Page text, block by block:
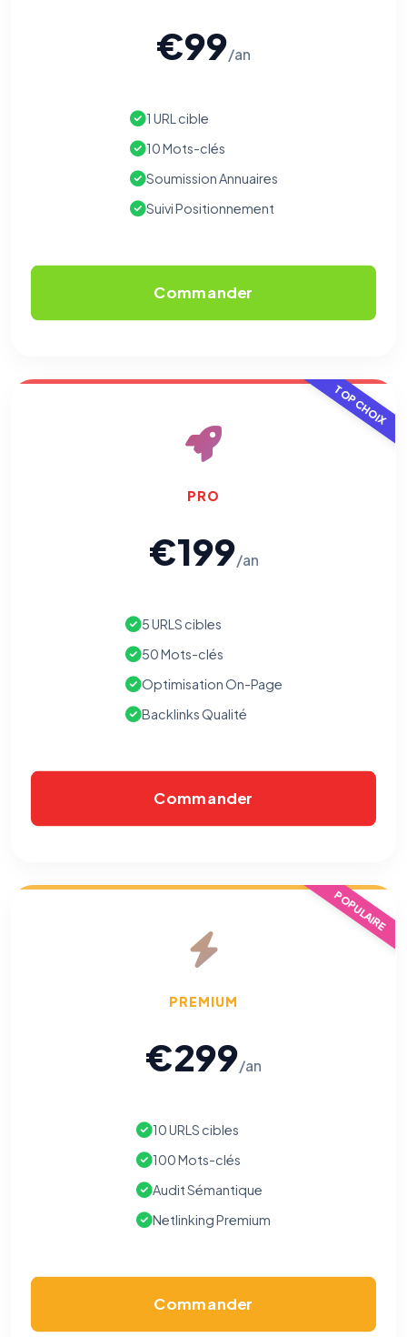
€99/an
1 URL cible
10 Mots-clés
Soumission Annuaires
Suivi Positionnement
Commander
TOP CHOIX
PRO
€199/an
5 URLS cibles
50 Mots-clés
Optimisation On-Page
Backlinks Qualité
Commander
POPULAIRE
PREMIUM
€299/an
10 URLS cibles
100 Mots-clés
Audit Sémantique
Netlinking Premium
Commander